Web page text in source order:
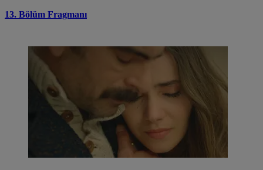
13. Bölüm Fragmanı